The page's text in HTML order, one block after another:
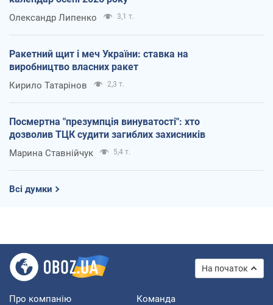
Олександр Липенко 3,1 т.
Ракетний щит і меч України: ставка на
виробництво власних ракет
Кирило Татарінов 2,3 т.
Посмертна "презумпція винуватості": хто
дозволив ТЦК судити загиблих захисників
Марина Ставнійчук 5,4 т.
Всі думки
На початок
Про компанію Команда